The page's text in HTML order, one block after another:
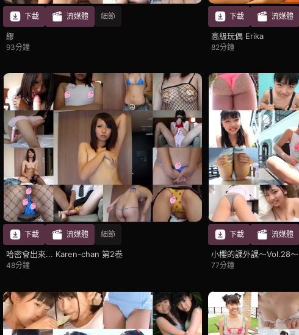
下載 流媒體 細節
繆
93分鐘
下載 流媒體
高級玩偶 Erika
82分鐘
下載 流媒體 細節
哈密​​會出來... Karen-chan 第2卷
48分鐘
下載 流媒體
小櫻的課外課～Vol.28～
77分鐘